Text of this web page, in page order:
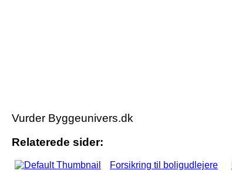
Vurder Byggeunivers.dk
Relaterede sider:
Forsikring til boligudlejere